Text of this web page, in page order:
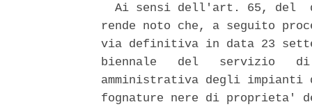
Ai sensi dell'art. 65, del
rende noto che, a seguito
via definitiva in data 23
biennale   del   servizio
amministrativa degli impianti
fognature nere di proprieta'